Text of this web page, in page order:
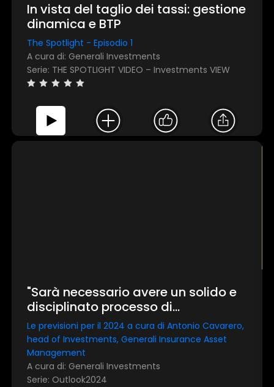
In vista del taglio dei tassi: gestione
dinamica e BTP
The Spotlight - Episodio 1
A cura di: Generali Investments
Serie: THE SPOTLIGHT VIDEO – Investments VIEW
"Sarà necessario avere un solido e
disciplinato processo di
investimento"
Le previsioni per il 2024 a cura di Antonio Cavarero,
head of Investments, Generali Insurance Asset
Management
A cura di: Generali Investments
Serie: Outlook2024